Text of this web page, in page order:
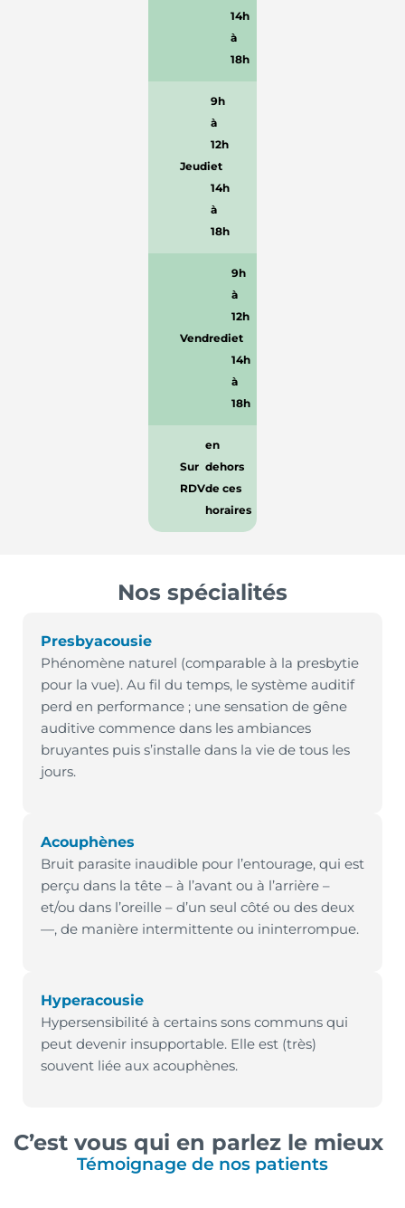
14h
à
18h
Jeudi
9h
à
12h
et
14h
à
18h
Vendredi
9h
à
12h
et
14h
à
18h
Sur
RDV
en
dehors
de ces
horaires
Nos spécialités
Presbyacousie
Phénomène naturel (comparable à la presbytie
pour la vue). Au fil du temps, le système auditif
perd en performance ; une sensation de gêne
auditive commence dans les ambiances
bruyantes puis s’installe dans la vie de tous les
jours.
Acouphènes
Bruit parasite inaudible pour l’entourage, qui est
perçu dans la tête – à l’avant ou à l’arrière –
et/ou dans l’oreille – d’un seul côté ou des deux
—, de manière intermittente ou ininterrompue.
Hyperacousie
Hypersensibilité à certains sons communs qui
peut devenir insupportable. Elle est (très)
souvent liée aux acouphènes.
C’est vous qui en parlez le mieux
Témoignage de nos patients